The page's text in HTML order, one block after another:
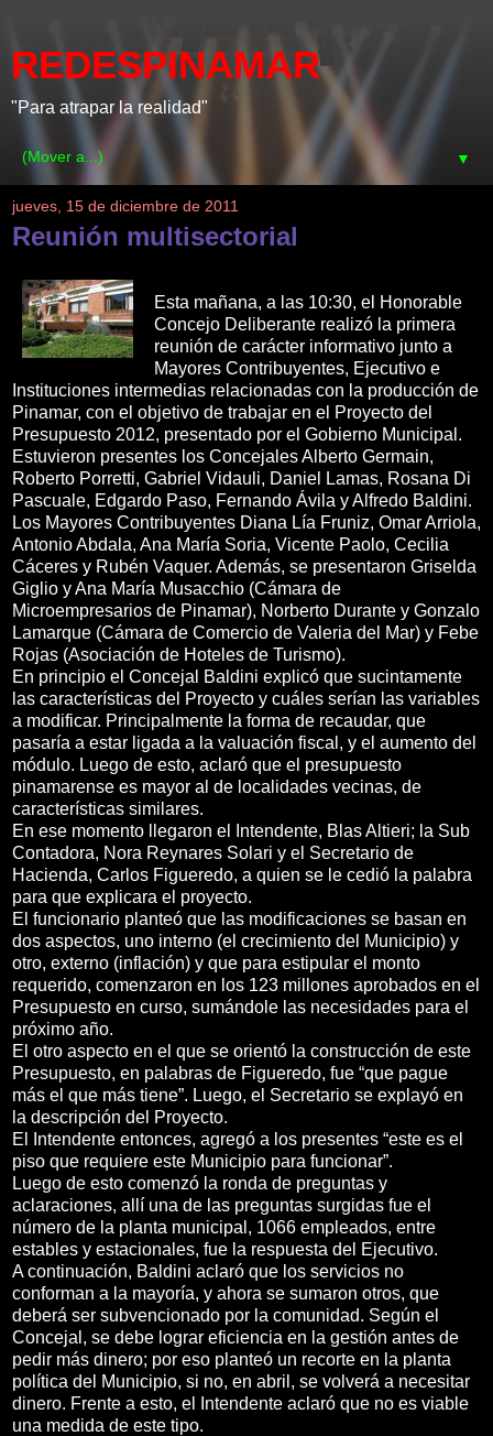
REDESPINAMAR
"Para atrapar la realidad"
▼
jueves, 15 de diciembre de 2011
Reunión multisectorial
Esta mañana, a las 10:30, el Honorable
Concejo Deliberante realizó la primera
reunión de carácter informativo junto a
Mayores Contribuyentes, Ejecutivo e
Instituciones intermedias relacionadas con la producción de
Pinamar, con el objetivo de trabajar en el Proyecto del
Presupuesto 2012, presentado por el Gobierno Municipal.
Estuvieron presentes los Concejales Alberto Germain,
Roberto Porretti, Gabriel Vidauli, Daniel Lamas, Rosana Di
Pascuale, Edgardo Paso, Fernando Ávila y Alfredo Baldini.
Los Mayores Contribuyentes Diana Lía Fruniz, Omar Arriola,
Antonio Abdala, Ana María Soria, Vicente Paolo, Cecilia
Cáceres y Rubén Vaquer. Además, se presentaron Griselda
Giglio y Ana María Musacchio (Cámara de
Microempresarios de Pinamar), Norberto Durante y Gonzalo
Lamarque (Cámara de Comercio de Valeria del Mar) y Febe
Rojas (Asociación de Hoteles de Turismo).
En principio el Concejal Baldini explicó que sucintamente
las características del Proyecto y cuáles serían las variables
a modificar. Principalmente la forma de recaudar, que
pasaría a estar ligada a la valuación fiscal, y el aumento del
módulo. Luego de esto, aclaró que el presupuesto
pinamarense es mayor al de localidades vecinas, de
características similares.
En ese momento llegaron el Intendente, Blas Altieri; la Sub
Contadora, Nora Reynares Solari y el Secretario de
Hacienda, Carlos Figueredo, a quien se le cedió la palabra
para que explicara el proyecto.
El funcionario planteó que las modificaciones se basan en
dos aspectos, uno interno (el crecimiento del Municipio) y
otro, externo (inflación) y que para estipular el monto
requerido, comenzaron en los 123 millones aprobados en el
Presupuesto en curso, sumándole las necesidades para el
próximo año.
El otro aspecto en el que se orientó la construcción de este
Presupuesto, en palabras de Figueredo, fue “que pague
más el que más tiene”. Luego, el Secretario se explayó en
la descripción del Proyecto.
El Intendente entonces, agregó a los presentes “este es el
piso que requiere este Municipio para funcionar”.
Luego de esto comenzó la ronda de preguntas y
aclaraciones, allí una de las preguntas surgidas fue el
número de la planta municipal, 1066 empleados, entre
estables y estacionales, fue la respuesta del Ejecutivo.
A continuación, Baldini aclaró que los servicios no
conforman a la mayoría, y ahora se sumaron otros, que
deberá ser subvencionado por la comunidad. Según el
Concejal, se debe lograr eficiencia en la gestión antes de
pedir más dinero; por eso planteó un recorte en la planta
política del Municipio, si no, en abril, se volverá a necesitar
dinero. Frente a esto, el Intendente aclaró que no es viable
una medida de este tipo.